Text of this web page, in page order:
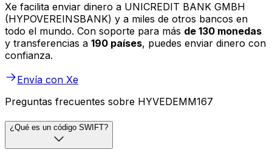
Xe facilita enviar dinero a UNICREDIT BANK GMBH
(HYPOVEREINSBANK) y a miles de otros bancos en
todo el mundo. Con soporte para más de 130 monedas
y transferencias a 190 países, puedes enviar dinero con
confianza.
Envía con Xe
Preguntas frecuentes sobre HYVEDEMM167
¿Qué es un código SWIFT?